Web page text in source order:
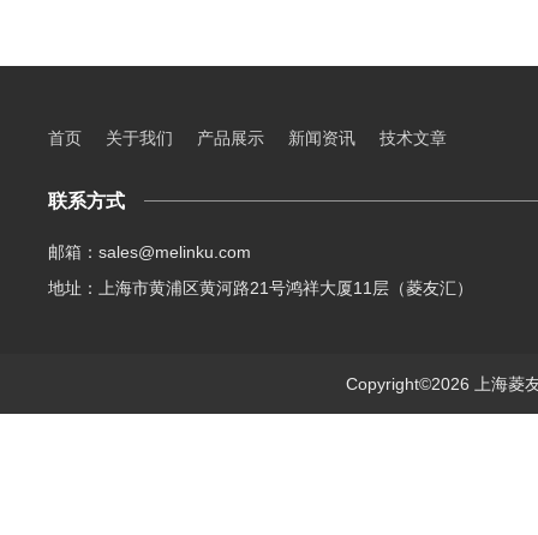
首页 关于我们 产品展示 新闻资讯 技术文章
联系方式
邮箱：sales@melinku.com
地址：上海市黄浦区黄河路21号鸿祥大厦11层（菱友汇）
Copyright©2026 上海菱